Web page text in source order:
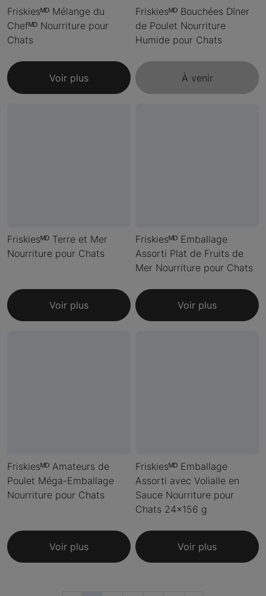
Friskiesᴹᴰ Mélange du
Chefᴹᴰ Nourriture pour
Chats
Voir plus
Friskiesᴹᴰ Bouchées Dîner
de Poulet Nourriture
Humide pour Chats
À venir
Friskiesᴹᴰ Terre et Mer
Nourriture pour Chats
Voir plus
Friskiesᴹᴰ Emballage
Assorti Plat de Fruits de
Mer Nourriture pour Chats
Voir plus
Friskiesᴹᴰ Amateurs de
Poulet Méga-Emballage
Nourriture pour Chats
Voir plus
Friskiesᴹᴰ Emballage
Assorti avec Volialle en
Sauce Nourriture pour
Chats 24x156 g
Voir plus